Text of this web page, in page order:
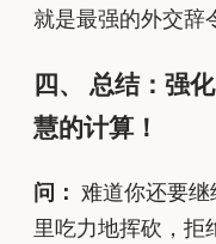
就是最强的外交辞
四、 总结：强
慧的计算！
问： 难道你还要
里吃力地挥砍，拒